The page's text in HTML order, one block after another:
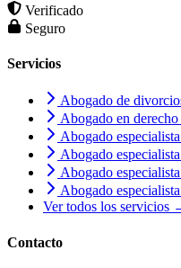
Verificado
Seguro
Servicios
Abogado de
Abogado en
Abogado
Abogado
Abogado
Abogado
Ver todos los servicios
Contacto